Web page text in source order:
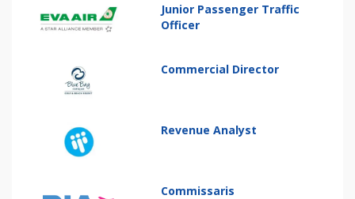
Junior Passenger Traffic
Officer
Commercial Director
Revenue Analyst
Commissaris